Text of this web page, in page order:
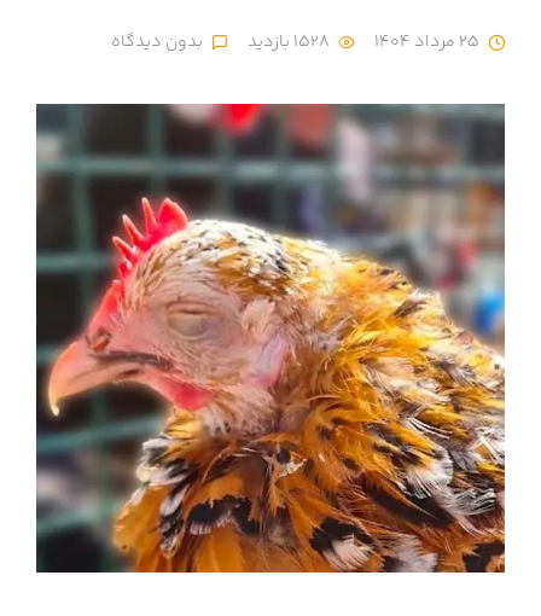
بدون دیدگاه